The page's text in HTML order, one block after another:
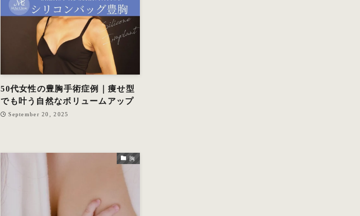
50代女性の豊胸手術症例｜痩せ型
でも叶う自然なボリュームアップ
September 20, 2025
胸